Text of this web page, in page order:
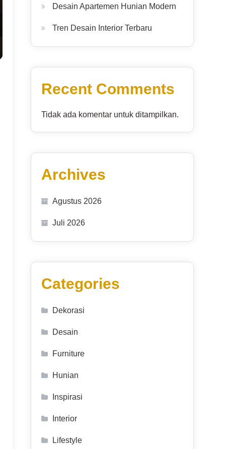
Desain Apartemen Hunian Modern
Tren Desain Interior Terbaru
Recent Comments
Tidak ada komentar untuk ditampilkan.
Archives
Agustus 2026
Juli 2026
Categories
Dekorasi
Desain
Furniture
Hunian
Inspirasi
Interior
Lifestyle